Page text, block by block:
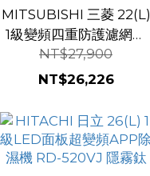
MITSUBISHI 三菱 22(L)
1級變頻四重防護濾網清
淨除濕機 MJ-EV220KX-
TW 日本製
NT$27,900
NT$26,226